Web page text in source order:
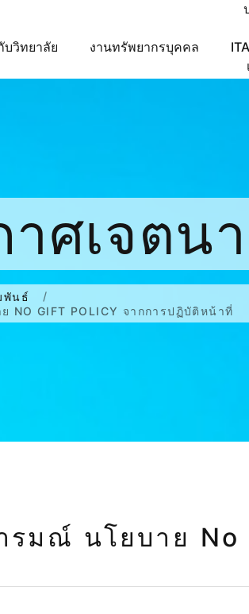
บวิทยาลัย งานทรัพยากรบุคคล ITA
าศเจต
จ
พันธ์
NO GIFT POLICY จากการปฏิบัติหน้าที่
รมณ์ นโยบาย